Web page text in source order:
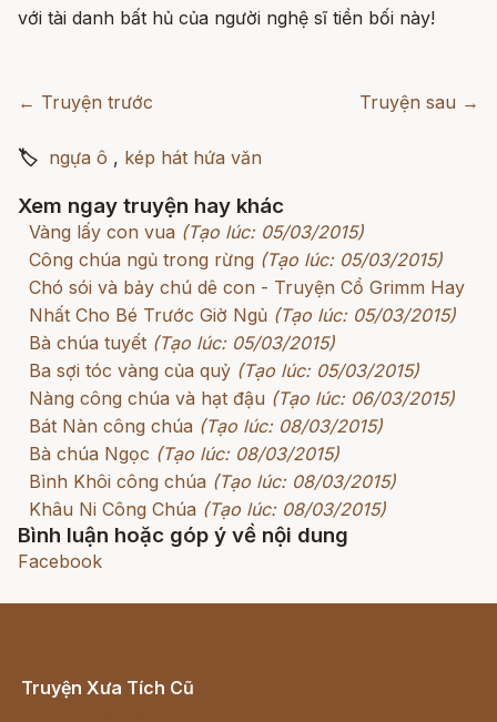
với tài danh bất hủ của người nghệ sĩ tiền bối này!
← Truyện trước Truyện sau →
🏷 ngựa ô , kép hát hứa văn
Xem ngay truyện hay khác
Vàng lấy con vua (Tạo lúc: 05/03/2015)
Công chúa ngủ trong rừng (Tạo lúc: 05/03/2015)
Chó sói và bảy chú dê con - Truyện Cổ Grimm Hay
Nhất Cho Bé Trước Giờ Ngủ (Tạo lúc: 05/03/2015)
Bà chúa tuyết (Tạo lúc: 05/03/2015)
Ba sợi tóc vàng của quỷ (Tạo lúc: 05/03/2015)
Nàng công chúa và hạt đậu (Tạo lúc: 06/03/2015)
Bát Nàn công chúa (Tạo lúc: 08/03/2015)
Bà chúa Ngọc (Tạo lúc: 08/03/2015)
Bình Khôi công chúa (Tạo lúc: 08/03/2015)
Khâu Ni Công Chúa (Tạo lúc: 08/03/2015)
Bình luận hoặc góp ý về nội dung
Facebook
Truyện Xưa Tích Cũ